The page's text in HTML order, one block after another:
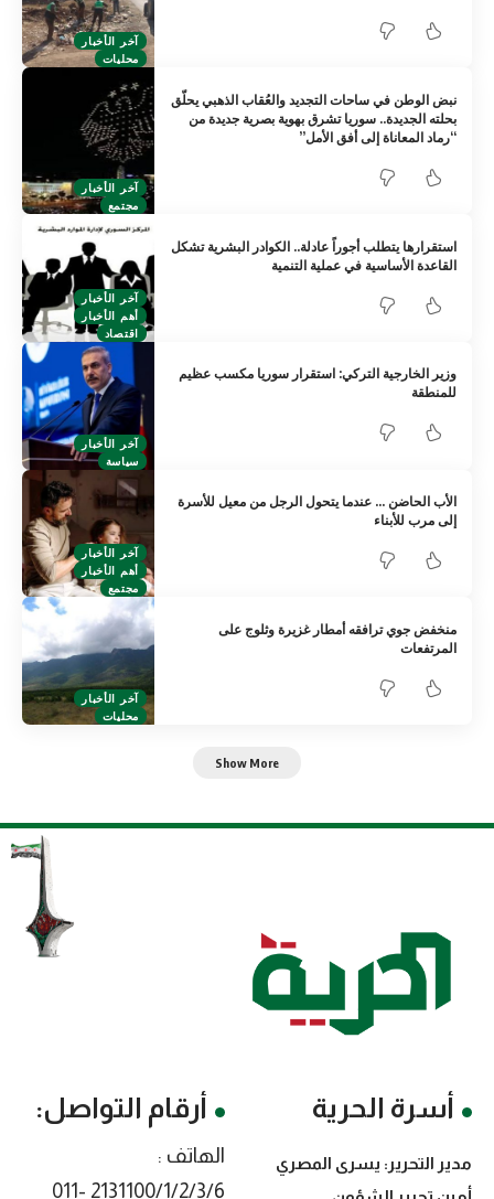
آخر الأخبار
محليات
آخر الأخبار
مجتمع
نبض الوطن في ساحات التجديد والعُقاب الذهبي يحلّق
بحلته الجديدة.. سوريا تشرق بهوية بصرية جديدة من
“رماد المعاناة إلى أفق الأمل”
آخر الأخبار
أهم الأخبار
اقتصاد
استقرارها يتطلب أجوراً عادلة.. الكوادر البشرية تشكل
القاعدة الأساسية في عملية التنمية
آخر الأخبار
سياسة
وزير الخارجية التركي: استقرار سوريا مكسب عظيم
للمنطقة
آخر الأخبار
أهم الأخبار
مجتمع
الأب الحاضن … عندما يتحول الرجل من معيل للأسرة
إلى مرب للأبناء
آخر الأخبار
محليات
منخفض جوي ترافقه أمطار غزيرة وثلوج على
المرتفعات
Show More
أسرة الحرية
مدير التحرير: يسرى المصري
أرقام التواصل:
الهاتف :
2131100/1/2/3/6 -011